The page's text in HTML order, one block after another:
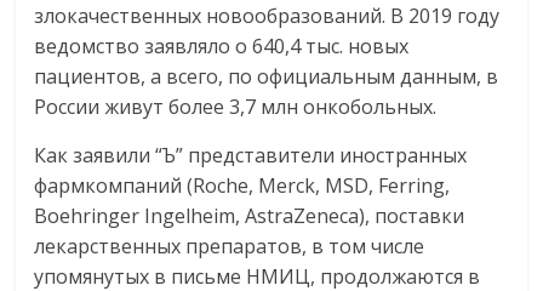
злокачественных новообразований. В 2019 году
ведомство заявляло о 640,4 тыс. новых
пациентов, а всего, по официальным данным, в
России живут более 3,7 млн онкобольных.
Как заявили “Ъ” представители иностранных
фармкомпаний (Roche, Merck, MSD, Ferring,
Boehringer Ingelheim, AstraZeneca), поставки
лекарственных препаратов, в том числе
упомянутых в письме НМИЦ, продолжаются в